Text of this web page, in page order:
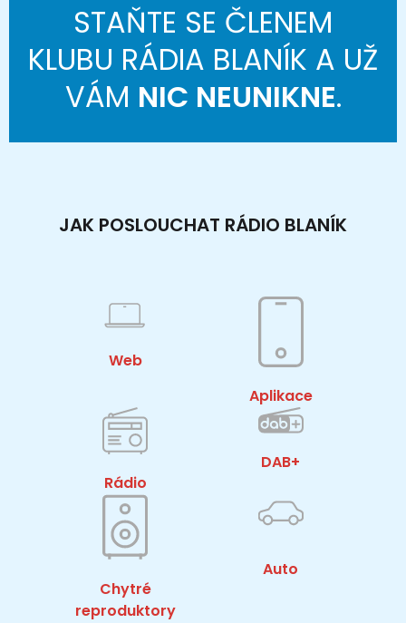
STAŇTE SE ČLENEM
KLUBU RÁDIA BLANÍK A UŽ
VÁM NIC NEUNIKNE.
JAK POSLOUCHAT RÁDIO BLANÍK
Web
Aplikace
Rádio
DAB+
Chytré
reproduktory
Auto